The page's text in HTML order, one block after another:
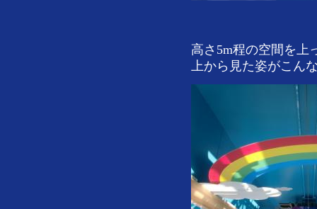
高さ5m程の空間を上
上から見た姿がこん